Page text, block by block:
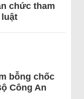
chức tham
bỗng chốc
Công An